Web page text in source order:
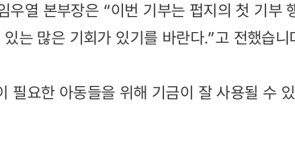
우열 본부장은 “이번 기부는 펍지의 첫 기부
는 많은 기회가 있기를 바란다.”고 전했습니
필요한 아동들을 위해 기금이 잘 사용될 수